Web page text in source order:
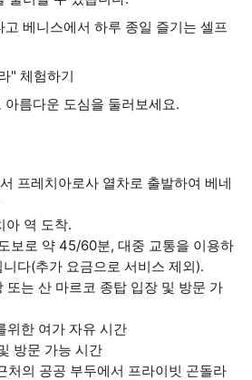
베니스에서 하루 종일 즐기는 셀프
" 체험하기
름다운 도심을 둘러보세요.
프레치아로사 열차로 출발하여 베네
아 역 도착.
보로 약 45/60분, 대중 교통을 이용하
다(추가 요금으로 서비스 제외).
또는 산 마르코 종탑 입장 및 방문 가
위한 여가 자유 시간
방문 가능 시간
처의 공공 부두에서 프라이빗 곤돌라